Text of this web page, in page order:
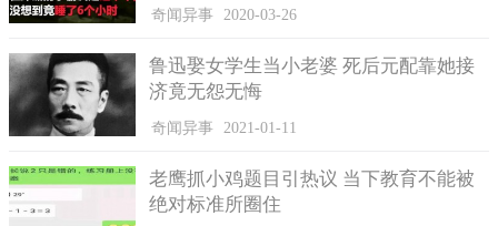
奇闻异事 2020-03-26
鲁迅娶女学生当小老婆 死后元配靠她接
济竟无怨无悔
奇闻异事 2021-01-11
老鹰抓小鸡题目引热议 当下教育不能被
绝对标准所圈住